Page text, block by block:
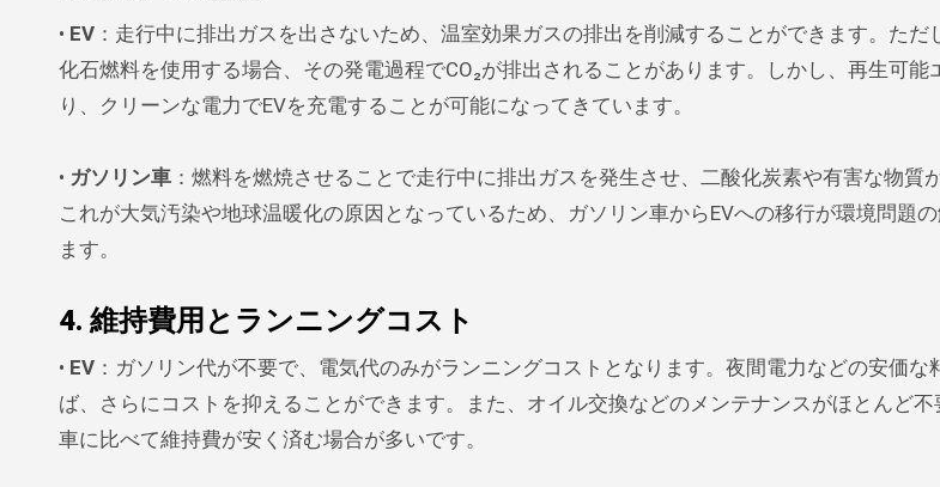
• EV ：走行中に排出ガスを出さないため、温室効果ガスの排出を削減することができます。ただ
化石燃料を使用する場合、その発電過程でCO₂が排出されることがあります。しかし、再生可能
り、クリーンな電力でEVを充電することが可能になってきています。
• ガソリン車 ：燃料を燃焼させることで走行中に排出ガスを発生させ、二酸化炭素や有害な物質
これが大気汚染や地球温暖化の原因となっているため、ガソリン車からEVへの移行が環境問題
ます。
4. 維持費用とランニングコスト
• EV ：ガソリン代が不要で、電気代のみがランニングコストとなります。夜間電力などの安価な
ば、さらにコストを抑えることができます。また、オイル交換などのメンテナンスがほとんど
車に比べて維持費が安く済む場合が多いです。